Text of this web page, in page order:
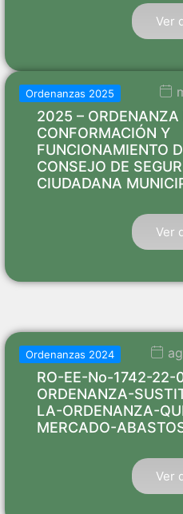
Ver
Ordenanzas 2025
2025 – ORDENANZA
CONFORMACIÓN Y
FUNCIONAMIENTO
CONSEJO DE
CIUDADANA
Ver
Ordenanzas 2024
RO-EE-No-1742-
ORDENANZA-
LA-ORDENANZA-
MERCADO-
Ver